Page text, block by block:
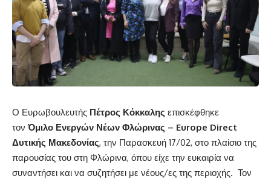
Ο Ευρωβουλευτής Πέτρος Κόκκαλης επισκέφθηκε
τονΌμιλο Ενεργών Νέων Φλώρινας – Europe Direct
Δυτικής Μακεδονίας, την Παρασκευή 17/02, στο πλαίσιο της
παρουσίας του στη Φλώρινα, όπου είχε την ευκαιρία να
συναντήσει και να συζητήσει με νέους/ες της περιοχής. Τον